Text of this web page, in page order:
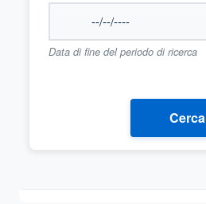
Data di fine del periodo di ricerca
Cerca